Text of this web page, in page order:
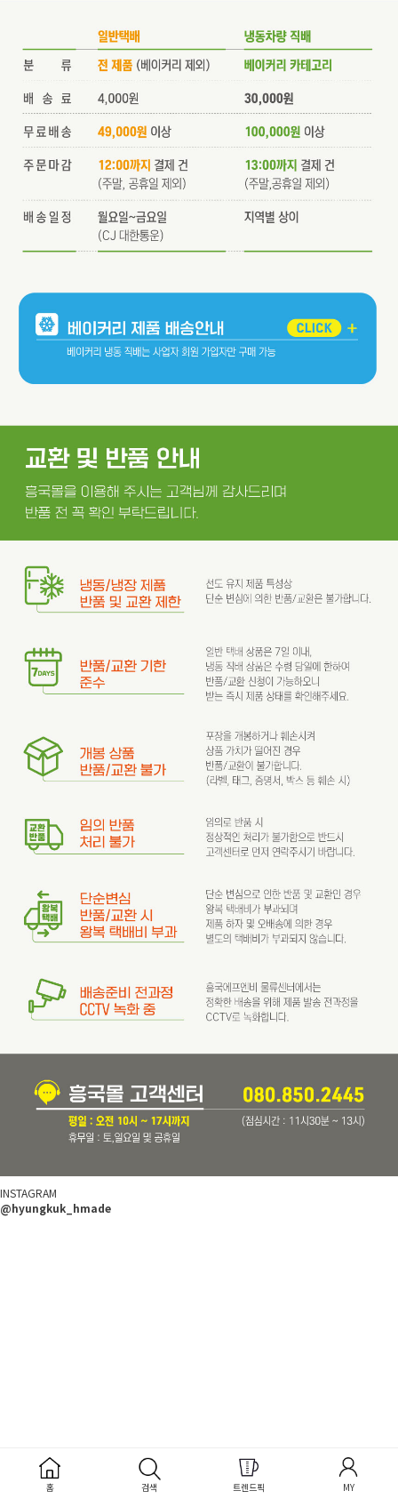
INSTAGRAM
@hyungkuk_hmade
홈 검색 트렌드픽 MY